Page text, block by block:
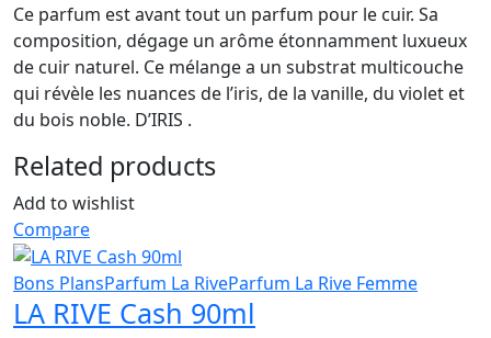
Ce parfum est avant tout un parfum pour le cuir. Sa
composition, dégage un arôme étonnamment luxueux
de cuir naturel. Ce mélange a un substrat multicouche
qui révèle les nuances de l’iris, de la vanille, du violet et
du bois noble. D’IRIS .
Related products
Add to wishlist
Compare
Bons PlansParfum La RiveParfum La Rive Femme
LA RIVE Cash 90ml